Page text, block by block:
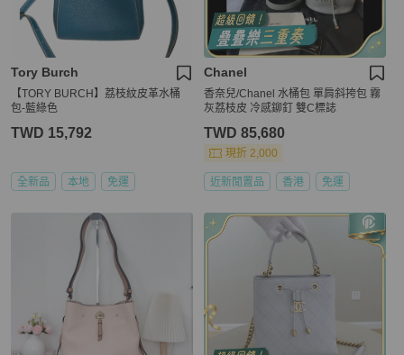
Tory Burch
【TORY BURCH】荔枝紋皮革水桶
包-藍綠色
TWD 15,792
全新品 本地 免運
Chanel
香奈兒/Chanel 水桶包 單肩斜挎包 霧
灰荔枝皮 冷感鉚釘 雙C標誌
TWD 85,680
現折 2,000
近新閒置品 香港 免運